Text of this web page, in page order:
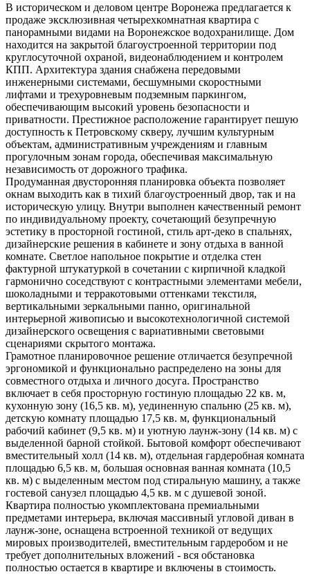
В историческом и деловом центре Воронежа предлагается к
продаже эксклюзивная четырехкомнатная квартира с
панорамными видами на Воронежское водохранилище. Дом
находится на закрытой благоустроенной территории под
круглосуточной охраной, видеонаблюдением и контролем
КПП. Архитектура здания снабжена передовыми
инженерными системами, бесшумными скоростными
лифтами и трехуровневым подземным паркингом,
обеспечивающим высокий уровень безопасности и
приватности. Престижное расположение гарантирует пешую
доступность к Петровскому скверу, лучшим культурным
объектам, административным учреждениям и главным
прогулочным зонам города, обеспечивая максимальную
независимость от дорожного трафика.
Продуманная двусторонняя планировка объекта позволяет
окнам выходить как в тихий благоустроенный двор, так и на
историческую улицу. Внутри выполнен качественный ремонт
по индивидуальному проекту, сочетающий безупречную
эстетику в просторной гостиной, стиль арт-деко в спальнях,
дизайнерские решения в кабинете и зону отдыха в ванной
комнате. Светлое напольное покрытие и отделка стен
фактурной штукатуркой в сочетании с кирпичной кладкой
гармонично соседствуют с контрастными элементами мебели,
шоколадными и терракотовыми оттенками текстиля,
вертикальными зеркальными панно, оригинальной
интерьерной живописью и высокотехнологичной системой
дизайнерского освещения с вариативными световыми
сценариями скрытого монтажа.
Грамотное планировочное решение отличается безупречной
эргономикой и функционально распределено на зоны для
совместного отдыха и личного досуга. Пространство
включает в себя просторную гостиную площадью 22 кв. м,
кухонную зону (16,5 кв. м), уединенную спальню (25 кв. м),
детскую комнату площадью 17,5 кв. м, функциональный
рабочий кабинет (9,5 кв. м) и уютную лаунж-зону (14 кв. м) с
выделенной барной стойкой. Бытовой комфорт обеспечивают
вместительный холл (14 кв. м), отдельная гардеробная комната
площадью 6,5 кв. м, большая основная ванная комната (10,5
кв. м) с выделенным местом под стиральную машину, а также
гостевой санузел площадью 4,5 кв. м с душевой зоной.
Квартира полностью укомплектована премиальными
предметами интерьера, включая массивный угловой диван в
лаунж-зоне, оснащена встроенной техникой от ведущих
мировых производителей, вместительным гардеробом и не
требует дополнительных вложений - вся обстановка
полностью остается в квартире и включены в стоимость.